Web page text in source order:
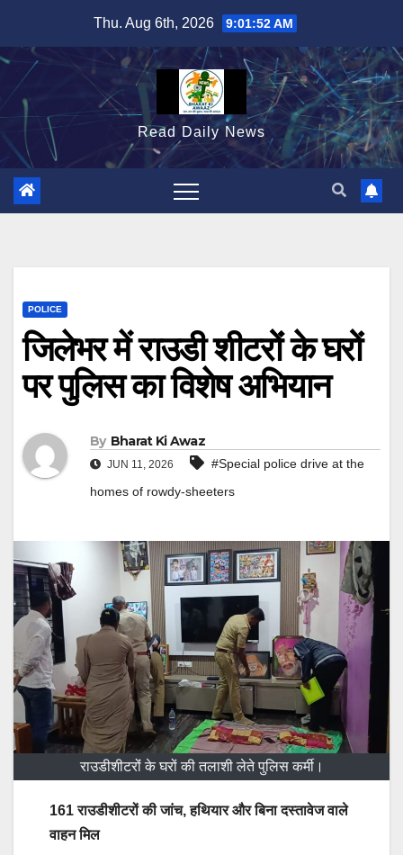
content
Thu. Aug 6th, 2026 9:01:53 AM
Read Daily News
POLICE
जिलेभर में राउडी शीटरोंं के घरों
पर पुलिस का विशेष अभियान
By Bharat Ki Awaz
JUN 11, 2026
#Special police drive at the
homes of rowdy-sheeters
राउडीशीटरोंं के घरों की तलाशी लेते पुलिस कर्मी।
161 राउडीशीटरों की जांच, हथियार और बिना दस्तावेज वाले
वाहन मिल